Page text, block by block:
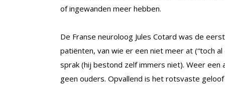
of ingewanden meer hebben.
De Franse neuroloog Jules Cotard was de
patiënten, van wie er een niet meer at (“toch
sprak (hij bestond zelf immers niet). Weer
geen ouders. Opvallend is het rotsvaste